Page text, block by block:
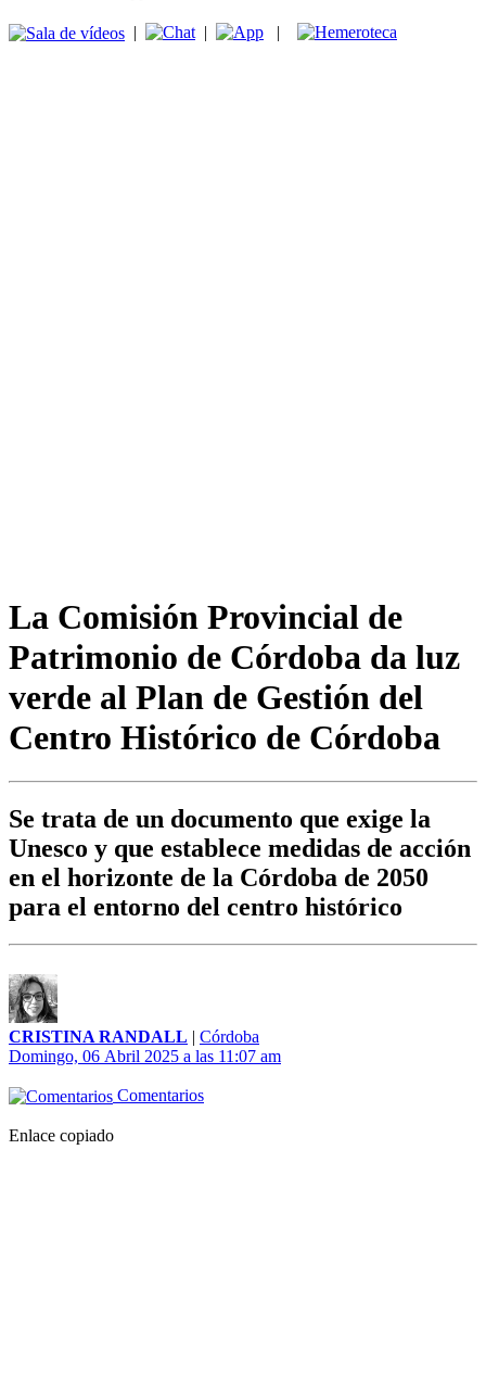
| | |
La Comisión Provincial de
Patrimonio de Córdoba da luz
verde al Plan de Gestión del
Centro Histórico de Córdoba
Se trata de un documento que exige la
Unesco y que establece medidas de acción
en el horizonte de la Córdoba de 2050
para el entorno del centro histórico
CRISTINA RANDALL | Córdoba
Domingo, 06 Abril 2025 a las 11:07 am
Comentarios
Enlace copiado